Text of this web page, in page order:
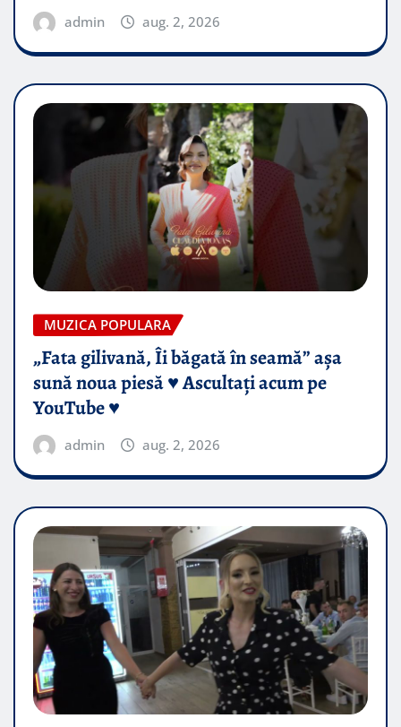
admin aug. 2, 2026
MUZICA POPULARA
„Fata gilivană, Îi băgată în seamă” așa
sună noua piesă ♥️ Ascultați acum pe
YouTube ♥️
admin aug. 2, 2026